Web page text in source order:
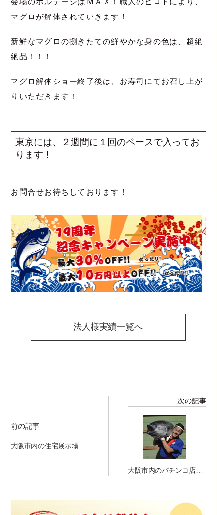
マグロが解体されていきます！
新鮮なマグロの捌きたての鮮やかな身の色は、超絶
絶品！！！
マグロ解体ショー終了後は、お寿司にてお召し上が
りいただきます！
東京には、２週間に１回のペースで入ってお
ります！
お問合せお待ちしております！
法人様実績一覧へ
前の記事
大阪市内の住宅展示場さ
次の記事
大阪市内のパチンコ店様